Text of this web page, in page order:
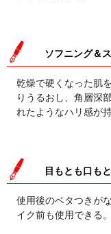
ソフニング＆
乾燥で硬くなった肌
りうるおし、角層深
れたようなハリ感が持
目もとも口も
使用後のベタつきが
イク前も使用できる。